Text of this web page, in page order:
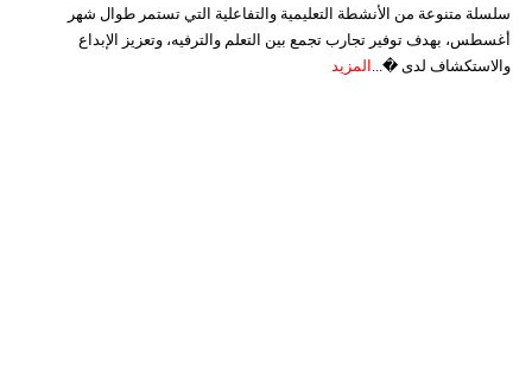
سلسلة متنوعة من الأنشطة التعليمية والتفاعلية التي تستمر طوال شهر
أغسطس، بهدف توفير تجارب تجمع بين التعلم والترفيه، وتعزيز الإبداع
والاستكشاف لدى �... المزيد